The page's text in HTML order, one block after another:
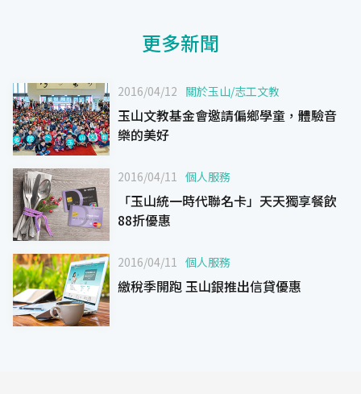
更多新聞
2016/04/12 關於玉山/志工文教
玉山文教基金會邀請偏鄉學童，體驗音
樂的美好
2016/04/11 個人服務
「玉山統一時代聯名卡」天天獨享餐飲
88折優惠
2016/04/11 個人服務
繳稅季開跑 玉山銀推出信貸優惠